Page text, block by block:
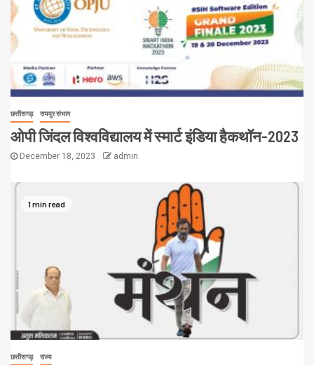
छत्तीसगढ़ रायपुर संभाग
ओपी जिंदल विश्वविद्यालय में स्मार्ट इंडिया हैकथॉन-2023
December 18, 2023 admin
1 min read
छत्तीसगढ़ राज्य